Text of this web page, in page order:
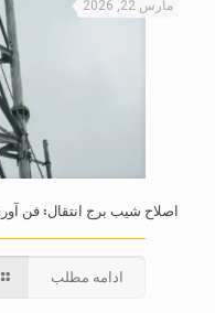
مارس 22, 2026
اصلاح شیب برج انتقال: فن
ادامه مطلب